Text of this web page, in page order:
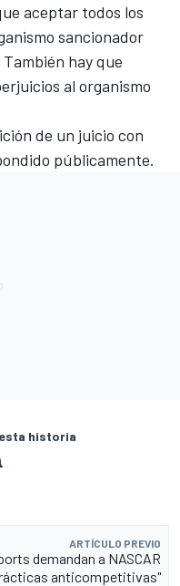
aceptar todos los
sancionador
hay que
al organismo
de un juicio con
públicamente.
historia
ARTÍCULO PREVIO
demandan a NASCAR
anticompetitivas"